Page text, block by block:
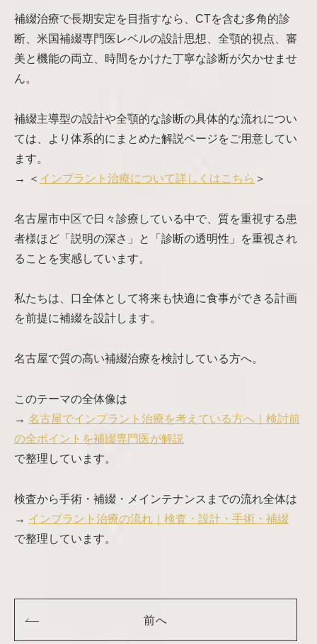
補綴治療で長期安定を目指すなら、CTを含む多角的診
断、米国補綴専門医レベルの設計思想、全顎的視点、審
美と機能の両立、時間をかけた丁寧な診断が欠かせませ
ん。
補綴主導型の設計や全顎的な診断の具体的な流れについ
ては、より体系的にまとめた解説ページをご用意してい
ます。
→ ＜ インプラント治療について詳しくはこちら ＞
名古屋市中区で日々診療している中で、質を重視する患
者様ほど「説明の深さ」と「診断の透明性」を重視され
ることを実感しています。
私たちは、口全体として将来も快適に食事ができる計画
を前提に補綴を設計します。
名古屋で質の高い補綴治療を検討している方へ。
このテーマの全体像は
→ 名古屋でインプラント治療を考えている方へ｜検討前
の全ポイントを補綴専門医が解説
で整理しています。
検査から手術・補綴・メインテナンスまでの流れ全体は
→ インプラント治療の流れ｜検査・設計・手術・補綴
で整理しています。
前へ